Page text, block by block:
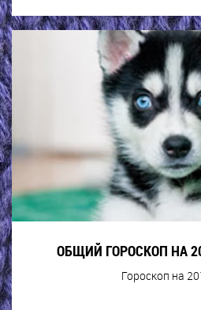
ОБЩИЙ ГОРОСКОП НА
Гороскоп на